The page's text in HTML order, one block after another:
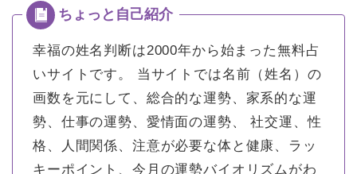
幸福の姓名判断は2000年から始まった無料占
いサイトです。
当サイトでは名前（姓名）の
画数を元にして、総合的な運勢、家系的な運
勢、仕事の運勢、愛情面の運勢、 社交運、性
格、人間関係、注意が必要な体と健康、ラッ
キーポイント、今月の運勢バイオリズムがわ